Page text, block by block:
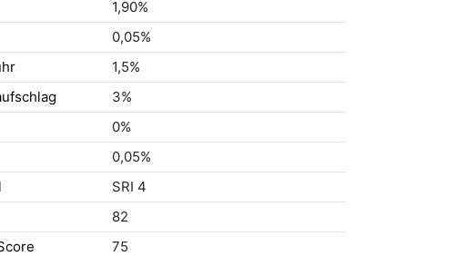
1,90%
0,05%
1,5%
3%
0%
0,05%
SRI 4
82
75